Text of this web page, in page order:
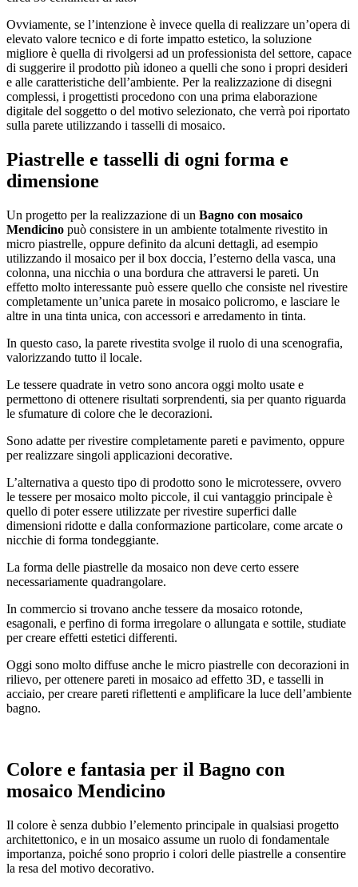
Ovviamente, se l’intenzione è invece quella di realizzare un’opera di
elevato valore tecnico e di forte impatto estetico, la soluzione
migliore è quella di rivolgersi ad un professionista del settore, capace
di suggerire il prodotto più idoneo a quelli che sono i propri desideri
e alle caratteristiche dell’ambiente. Per la realizzazione di disegni
complessi, i progettisti procedono con una prima elaborazione
digitale del soggetto o del motivo selezionato, che verrà poi riportato
sulla parete utilizzando i tasselli di mosaico.
Piastrelle e tasselli di ogni forma e
dimensione
Un progetto per la realizzazione di un Bagno con mosaico
Mendicino può consistere in un ambiente totalmente rivestito in
micro piastrelle, oppure definito da alcuni dettagli, ad esempio
utilizzando il mosaico per il box doccia, l’esterno della vasca, una
colonna, una nicchia o una bordura che attraversi le pareti. Un
effetto molto interessante può essere quello che consiste nel rivestire
completamente un’unica parete in mosaico policromo, e lasciare le
altre in una tinta unica, con accessori e arredamento in tinta.
In questo caso, la parete rivestita svolge il ruolo di una scenografia,
valorizzando tutto il locale.
Le tessere quadrate in vetro sono ancora oggi molto usate e
permettono di ottenere risultati sorprendenti, sia per quanto riguarda
le sfumature di colore che le decorazioni.
Sono adatte per rivestire completamente pareti e pavimento, oppure
per realizzare singoli applicazioni decorative.
L’alternativa a questo tipo di prodotto sono le microtessere, ovvero
le tessere per mosaico molto piccole, il cui vantaggio principale è
quello di poter essere utilizzate per rivestire superfici dalle
dimensioni ridotte e dalla conformazione particolare, come arcate o
nicchie di forma tondeggiante.
La forma delle piastrelle da mosaico non deve certo essere
necessariamente quadrangolare.
In commercio si trovano anche tessere da mosaico rotonde,
esagonali, e perfino di forma irregolare o allungata e sottile, studiate
per creare effetti estetici differenti.
Oggi sono molto diffuse anche le micro piastrelle con decorazioni in
rilievo, per ottenere pareti in mosaico ad effetto 3D, e tasselli in
acciaio, per creare pareti riflettenti e amplificare la luce dell’ambiente
bagno.
Colore e fantasia per il Bagno con
mosaico Mendicino
Il colore è senza dubbio l’elemento principale in qualsiasi progetto
architettonico, e in un mosaico assume un ruolo di fondamentale
importanza, poiché sono proprio i colori delle piastrelle a consentire
la resa del motivo decorativo.